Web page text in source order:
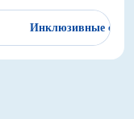
Инклюзивные